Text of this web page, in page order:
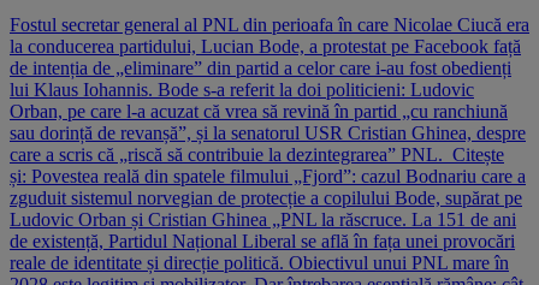
Fostul secretar general al PNL din perioafa în care Nicolae Ciucă era
la conducerea partidului, Lucian Bode, a protestat pe Facebook față
de intenția de „eliminare” din partid a celor care i-au fost obedienți
lui Klaus Iohannis. Bode s-a referit la doi politicieni: Ludovic
Orban, pe care l-a acuzat că vrea să revină în partid „cu ranchiună
sau dorință de revanșă”, și la senatorul USR Cristian Ghinea, despre
care a scris că „riscă să contribuie la dezintegrarea” PNL. Citește
și: Povestea reală din spatele filmului „Fjord”: cazul Bodnariu care a
zguduit sistemul norvegian de protecție a copilului Bode, supărat pe
Ludovic Orban și Cristian Ghinea „PNL la răscruce. La 151 de ani
de existență, Partidul Național Liberal se află în fața unei provocări
reale de identitate și direcție politică. Obiectivul unui PNL mare în